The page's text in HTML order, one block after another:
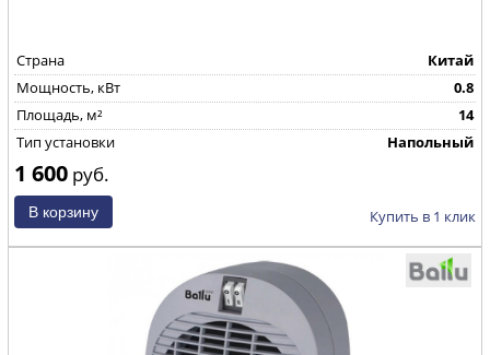
Страна
Китай
Мощность, кВт
0.8
Площадь, м²
14
Тип установки
Напольный
1 600 руб.
Купить в 1 клик